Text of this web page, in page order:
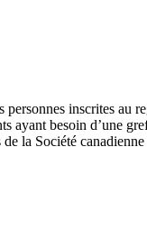
inscrites au
ayant besoin d’une
la Société